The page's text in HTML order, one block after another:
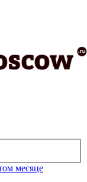
месяце